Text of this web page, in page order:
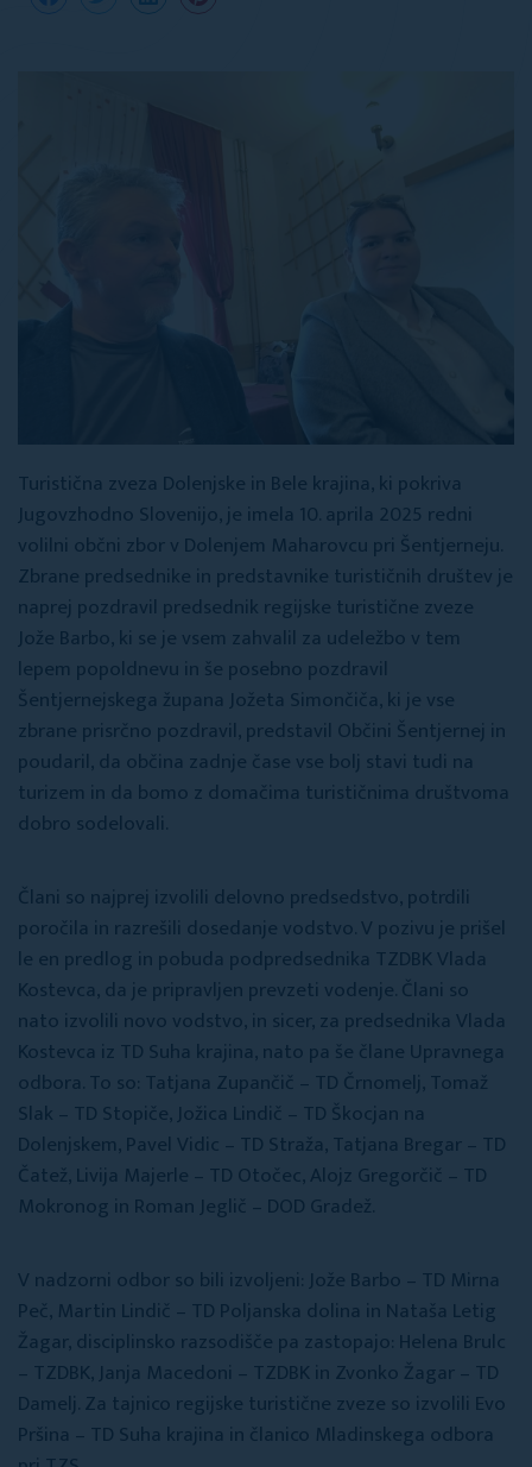
Turistična zveza Dolenjske in Bele krajina, ki pokriva
Jugovzhodno Slovenijo, je imela 10. aprila 2025 redni
volilni občni zbor v Dolenjem Maharovcu pri Šentjerneju.
Zbrane predsednike in predstavnike turističnih društev je
naprej pozdravil predsednik regijske turistične zveze
Jože Barbo, ki se je vsem zahvalil za udeležbo v tem
lepem popoldnevu in še posebno pozdravil
Šentjernejskega župana Jožeta Simončiča, ki je vse
zbrane prisrčno pozdravil, predstavil Občini Šentjernej in
poudaril, da občina zadnje čase vse bolj stavi tudi na
turizem in da bomo z domačima turističnima društvoma
dobro sodelovali.
Člani so najprej izvolili delovno predsedstvo, potrdili
poročila in razrešili dosedanje vodstvo. V pozivu je prišel
le en predlog in pobuda podpredsednika TZDBK Vlada
Kostevca, da je pripravljen prevzeti vodenje. Člani so
nato izvolili novo vodstvo, in sicer, za predsednika Vlada
Kostevca iz TD Suha krajina, nato pa še člane Upravnega
odbora. To so: Tatjana Zupančič – TD Črnomelj, Tomaž
Slak – TD Stopiče, Jožica Lindič – TD Škocjan na
Dolenjskem, Pavel Vidic – TD Straža, Tatjana Bregar – TD
Čatež, Livija Majerle – TD Otočec, Alojz Gregorčič – TD
Mokronog in Roman Jeglič – DOD Gradež.
V nadzorni odbor so bili izvoljeni: Jože Barbo – TD Mirna
Peč, Martin Lindič – TD Poljanska dolina in Nataša Letig
Žagar, disciplinsko razsodišče pa zastopajo: Helena Brulc
– TZDBK, Janja Macedoni – TZDBK in Zvonko Žagar – TD
Damelj. Za tajnico regijske turistične zveze so izvolili Evo
Pršina – TD Suha krajina in članico Mladinskega odbora